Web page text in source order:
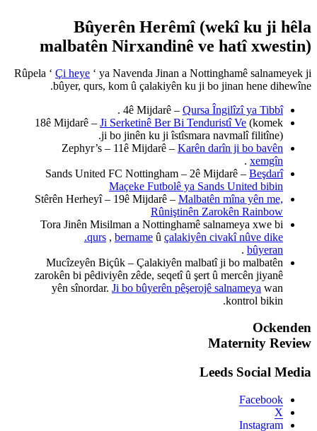
Bûyerên
malbatên
Rûpela ‘Çi heye ‘ ya Navenda
bûyer, qurs, kom û
4ê
.
18ê Mijdarê –Ji Serketinê
ji bo jinên
Zephyr’s – 11ê
Sands United FC
Maçeke
Stêrên Herheyî – 19ê
Tora Jinên Misilman a
qurs,bername
Mucîzeyên Biçûk –
zarokên bi pêdiviyên zêde,
yên sînordar.Ji bo